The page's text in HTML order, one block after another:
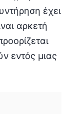
έχει
αρκετή
εντός μιας